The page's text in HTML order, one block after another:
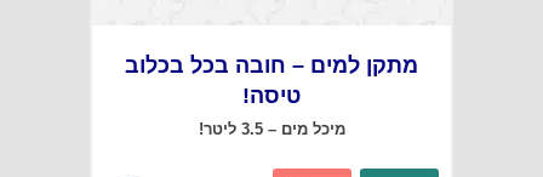
מתקן למים – חובה בכל בכלוב
טיסה!
מיכל מים – 3.5 ליטר!